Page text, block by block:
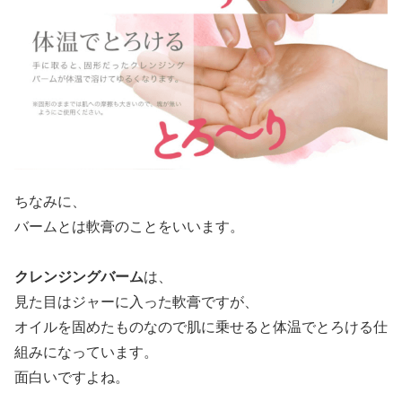
ちなみに、
バームとは軟膏のことをいいます。
クレンジングバームは、
見た目はジャーに入った軟膏ですが、
オイルを固めたものなので肌に乗せると体温でとろける仕
組みになっています。
面白いですよね。